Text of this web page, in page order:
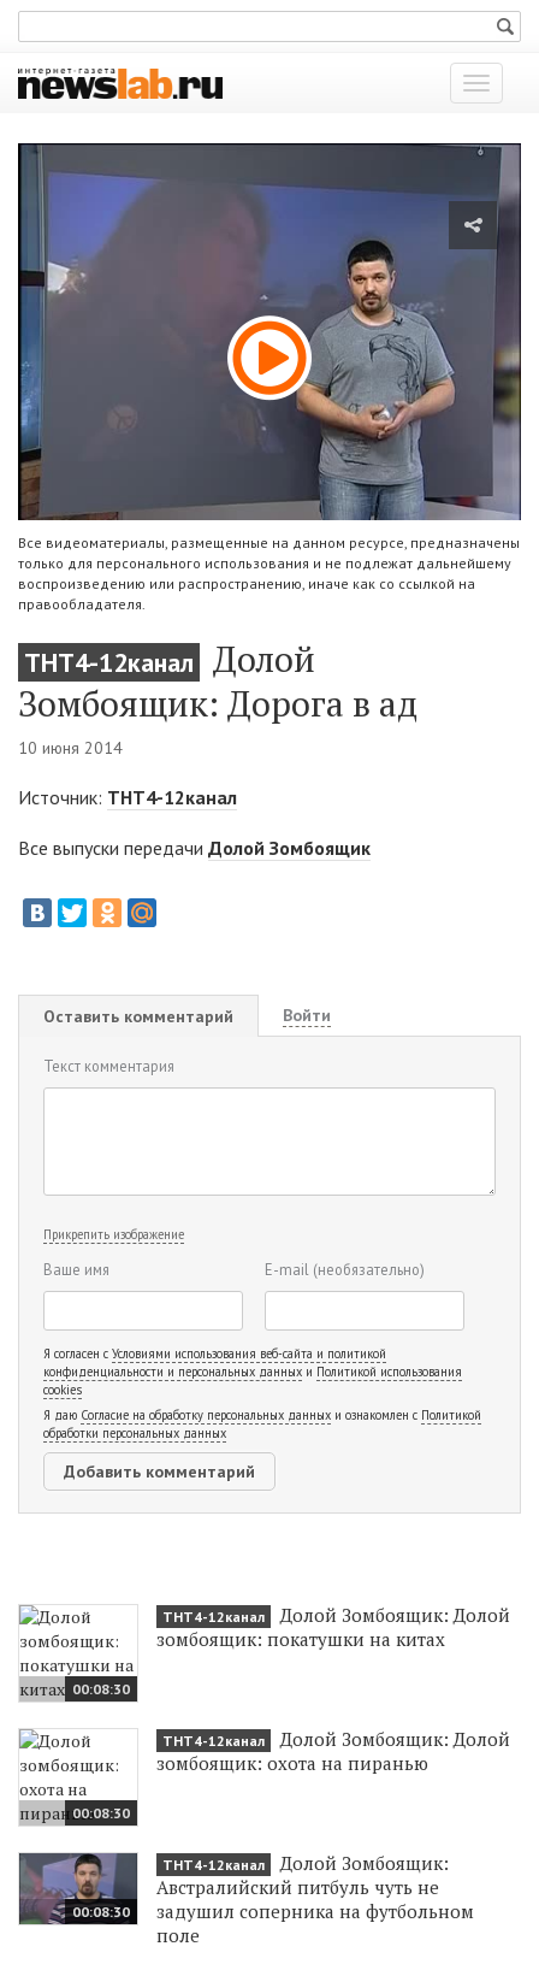
Показать
меню
Все видеоматериалы, размещенные на данном ресурсе, предназначены
только для персонального использования и не подлежат дальнейшему
воспроизведению или распространению, иначе как со ссылкой на
правообладателя.
ТНТ4-12канал
Долой
Зомбоящик: Дорога в ад
10 июня 2014
Источник: ТНТ4-12канал
Все выпуски передачи Долой Зомбоящик
Оставить комментарий Войти
Текст комментария
Прикрепить изображение
Ваше имя E-mail (необязательно)
Я согласен с Условиями использования веб-сайта и политикой
конфиденциальности и персональных данных и Политикой использования
cookies
Я даю Согласие на обработку персональных данных и ознакомлен с Политикой
обработки персональных данных
00:08:30
ТНТ4-12канал
Долой Зомбоящик: Долой
зомбоящик: покатушки на китах
00:08:30
ТНТ4-12канал
Долой Зомбоящик: Долой
зомбоящик: охота на пиранью
00:08:30
ТНТ4-12канал
Долой Зомбоящик:
Австралийский питбуль чуть не
задушил соперника на футбольном
поле